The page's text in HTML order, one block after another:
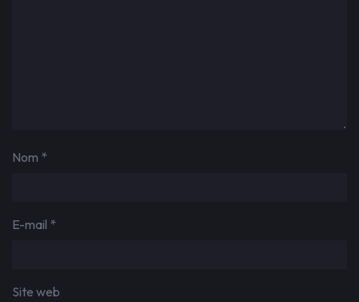
Nom *
E-mail *
Site web